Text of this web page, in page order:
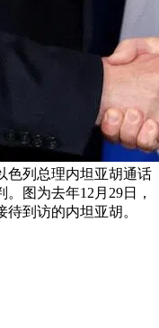
色列总理内坦亚胡通话
图为去年12月29日，
到访的内坦亚胡。